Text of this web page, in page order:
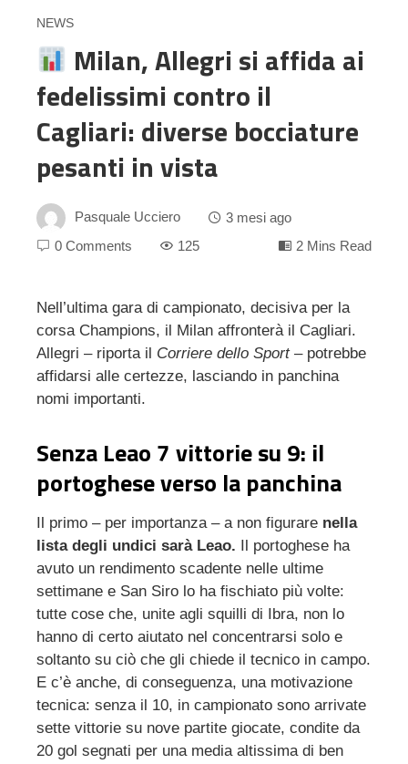
NEWS
Milan, Allegri si affida ai
fedelissimi contro il
Cagliari: diverse bocciature
pesanti in vista
Pasquale Ucciero
3 mesi ago
0 Comments
125 2 Mins Read
Nell’ultima gara di campionato, decisiva per la
corsa Champions, il Milan affronterà il Cagliari.
Allegri – riporta il Corriere dello Sport– potrebbe
affidarsi alle certezze, lasciando in panchina
nomi importanti.
Senza Leao 7 vittorie su 9: il
portoghese verso la panchina
Il primo – per importanza – a non figurare nella
lista degli undici sarà Leao.
Il portoghese ha
avuto un rendimento scadente nelle ultime
settimane e San Siro lo ha fischiato più volte:
tutte cose che, unite agli squilli di Ibra, non lo
hanno di certo aiutato nel concentrarsi solo e
soltanto su ciò che gli chiede il tecnico in campo.
E c’è anche, di conseguenza, una motivazione
tecnica: senza il 10, in campionato sono arrivate
sette vittorie su nove partite giocate, condite da
20 gol segnati per una media altissima di ben